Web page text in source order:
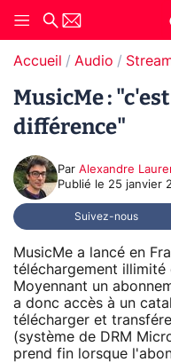
Accueil Audio
MusicMe :
différence"
Par Alexandre
Publié le 25 janvier
Suivez-nous
MusicMe a lancé en
téléchargement illimité
Moyennant un
a donc accès à un
télécharger et
(système de DRM
prend fin lorsque